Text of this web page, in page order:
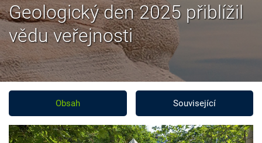
Geologický den 2025 přiblížil
vědu veřejnosti
Obsah Související